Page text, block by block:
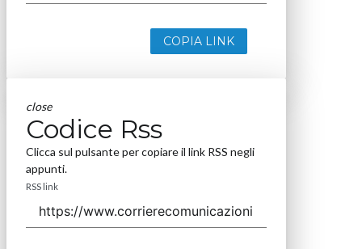
COPIA LINK
close
Codice Rss
Clicca sul pulsante per copiare il link RSS negli
appunti.
RSS link